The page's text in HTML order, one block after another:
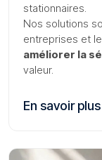
stationnaires.
Nos solutions
entreprises et
améliorer la
valeur.
En savoir plus